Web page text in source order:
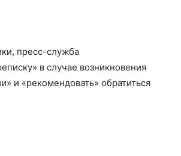
пресс-служба
в случае возникновения
и «рекомендовать» обратиться